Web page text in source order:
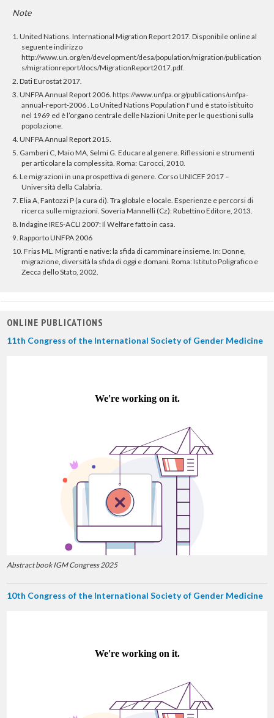
Note
1. United Nations. International Migration Report 2017. Disponibile online al
seguente indirizzo
http://www.un.org/en/development/desa/population/migration/publication
s/migrationreport/docs/MigrationReport2017.pdf.
2. Dati Eurostat 2017.
3. UNFPA Annual Report 2006. https://www.unfpa.org/publications/unfpa-
annual-report-2006 . Lo United Nations Population Fund è stato istituito
nel 1969 ed è l’organo centrale delle Nazioni Unite per le questioni sulla
popolazione.
4. UNFPA Annual Report 2015.
5. Gamberi C, Maio MA, Selmi G. Educare al genere. Riflessioni e strumenti
per articolare la complessità. Roma: Carocci, 2010.
6. Le migrazioni in una prospettiva di genere. Corso UNICEF 2017 –
Università della Calabria.
7. Elia A, Fantozzi P (a cura di). Tra globale e locale. Esperienze e percorsi di
ricerca sulle migrazioni. Soveria Mannelli (Cz): Rubettino Editore, 2013.
8. Indagine IRES-ACLI 2007: Il Welfare fatto in casa.
9. Rapporto UNFPA 2006
10. Frias ML. Migranti e native: la sfida di camminare insieme. In: Donne,
migrazione, diversità la sfida di oggi e domani. Roma: Istituto Poligrafico e
Zecca dello Stato, 2002.
ONLINE PUBLICATIONS
11th Congress of the International Society of Gender Medicine
Abstract book IGM Congress 2025
10th Congress of the International Society of Gender Medicine